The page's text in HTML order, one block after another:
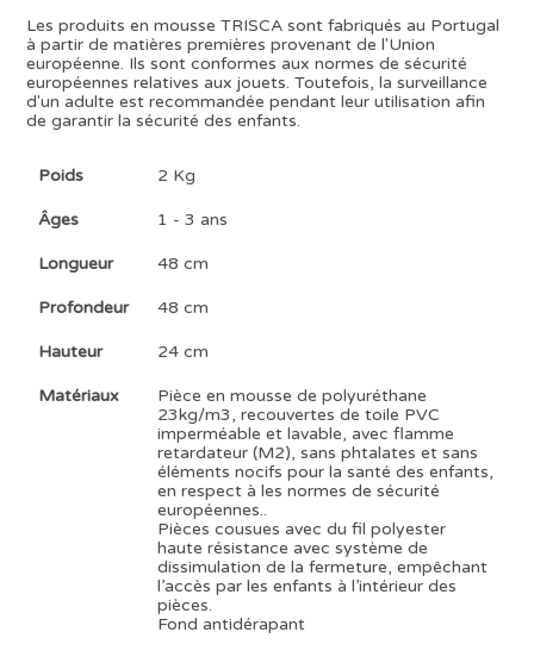
Les produits en mousse TRISCA sont fabriqués au Portugal
à partir de matières premières provenant de l'Union
européenne. Ils sont conformes aux normes de sécurité
européennes relatives aux jouets. Toutefois, la surveillance
d'un adulte est recommandée pendant leur utilisation afin
de garantir la sécurité des enfants.
Poids 2 Kg
Âges 1 - 3 ans
Longueur 48 cm
Profondeur 48 cm
Hauteur 24 cm
Matériaux
Pièce en mousse de polyuréthane
23kg/m3, recouvertes de toile PVC
imperméable et lavable, avec flamme
retardateur (M2), sans phtalates et sans
éléments nocifs pour la santé des enfants,
en respect à les normes de sécurité
européennes..
Pièces cousues avec du fil polyester
haute résistance avec système de
dissimulation de la fermeture, empêchant
l’accès par les enfants à l’intérieur des
pièces.
Fond antidérapant